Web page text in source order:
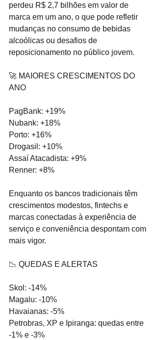
perdeu R$ 2,7 bilhões em valor de
marca em um ano, o que pode refletir
mudanças no consumo de bebidas
alcoólicas ou desafios de
reposicionamento no público jovem.
🚀 MAIORES CRESCIMENTOS DO
ANO
PagBank: +19%
Nubank: +18%
Porto: +16%
Drogasil: +10%
Assaí Atacadista: +9%
Renner: +8%
Enquanto os bancos tradicionais têm
crescimentos modestos, fintechs e
marcas conectadas à experiência de
serviço e conveniência despontam com
mais vigor.
📉 QUEDAS E ALERTAS
Skol: -14%
Magalu: -10%
Havaianas: -5%
Petrobras, XP e Ipiranga: quedas entre
-1% e -3%